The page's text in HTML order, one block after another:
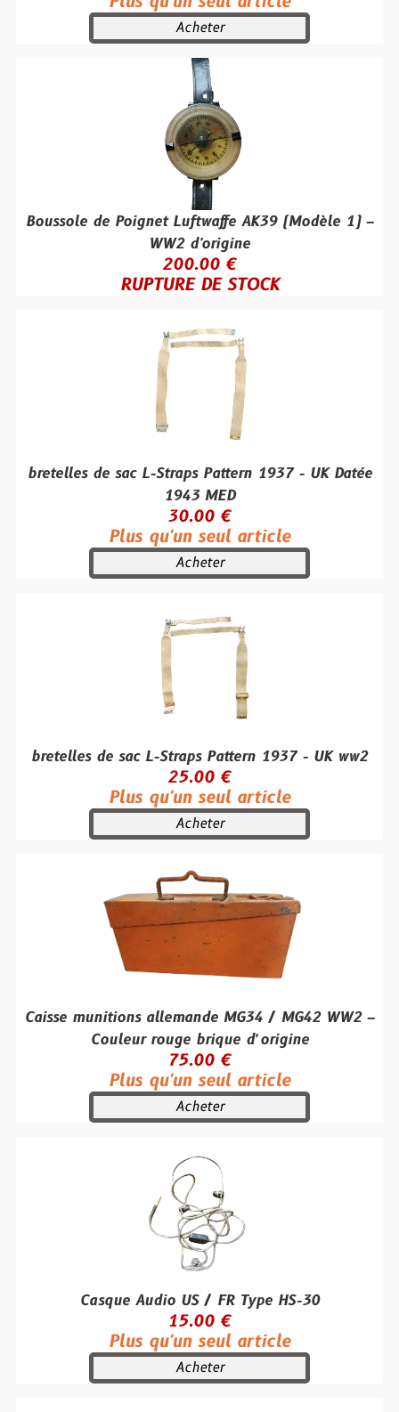
Acheter
Boussole de Poignet Luftwaffe AK39 (Modèle 1) –
WW2 d'origine
200.00 €
RUPTURE DE STOCK
bretelles de sac L-Straps Pattern 1937 - UK Datée
1943 MED
30.00 €
Plus qu'un seul article
Acheter
bretelles de sac L-Straps Pattern 1937 - UK ww2
25.00 €
Plus qu'un seul article
Acheter
Caisse munitions allemande MG34 / MG42 WW2 –
Couleur rouge brique d’origine
75.00 €
Plus qu'un seul article
Acheter
Casque Audio US / FR Type HS-30
15.00 €
Plus qu'un seul article
Acheter